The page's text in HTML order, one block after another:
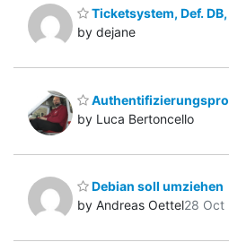
Ticketsystem, Def.
by dejane
by Luca Bertoncello
Debian soll umziehen
by Andreas Oettel28 Oct